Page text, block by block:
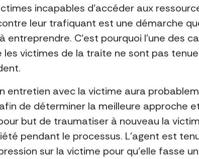
incapables d’accéder aux
leur trafiquant est une démarche
C’est pourquoi l’une des
victimes de la traite ne sont pas
entretien avec la victime aura
de déterminer la meilleure approche
but de traumatiser à nouveau la
pendant le processus. L’agent est
sur la victime pour qu’elle fasse